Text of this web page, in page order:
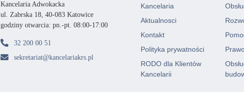
Kancelaria Adwokacka
ul. Zabrska 18, 40-083 Katowice
godziny otwarcia: pn.-pt. 08:00-17:00
32 200 00 51
sekretariat@kancelariakrs.pl
Kancelaria
Aktualnosci
Kontakt
Polityka prywatności
RODO dla Klientów
Kancelarii